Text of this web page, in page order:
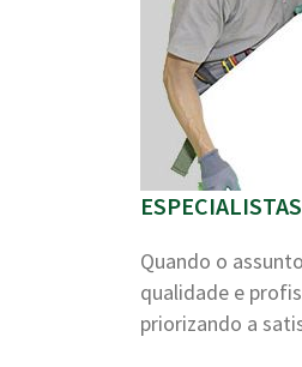
Quando o
qualidade e
priorizando a